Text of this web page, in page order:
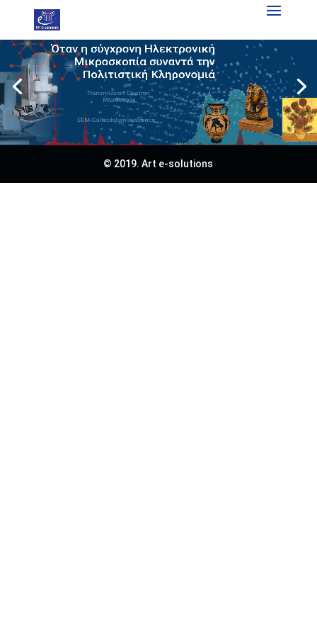
Αναπαραγωγής
Βίντεο
© 2019. Art e-solutions